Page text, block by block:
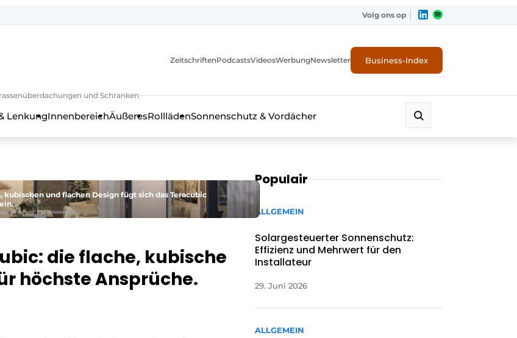
Volg ons op
und Schranken
ZeitschriftenPodcastsVideosWerbungNewsletter Business-Index
LenkungInnenbereichÄußeresRolllädenSonnenschutz & Vordächer
und flachen Design fügt sich das Teracubic
die flache, kubische
höchste Ansprüche.
Populair
ALLGEMEIN
Solargesteuerter Sonnenschutz:
Effizienz und Mehrwert für den
Installateur
29. Juni 2026
ALLGEMEIN